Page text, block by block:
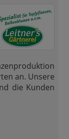
an. Unsere
die Kunden